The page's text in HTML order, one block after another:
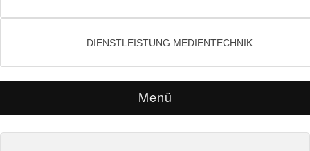
DIENSTLEISTUNG MEDIENTECHNIK
Menü